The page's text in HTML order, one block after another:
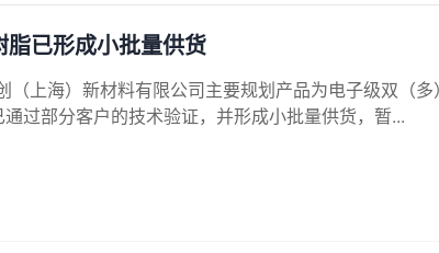
已形成小批量供货
上海）新材料有限公司主要规划产品为电子级双（多
过部分客户的技术验证，并形成小批量供货，暂...